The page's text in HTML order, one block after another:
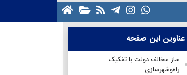
عناوین این صفحه
ساز مخالف دولت با تفکیک
راه‌وشهرسازی